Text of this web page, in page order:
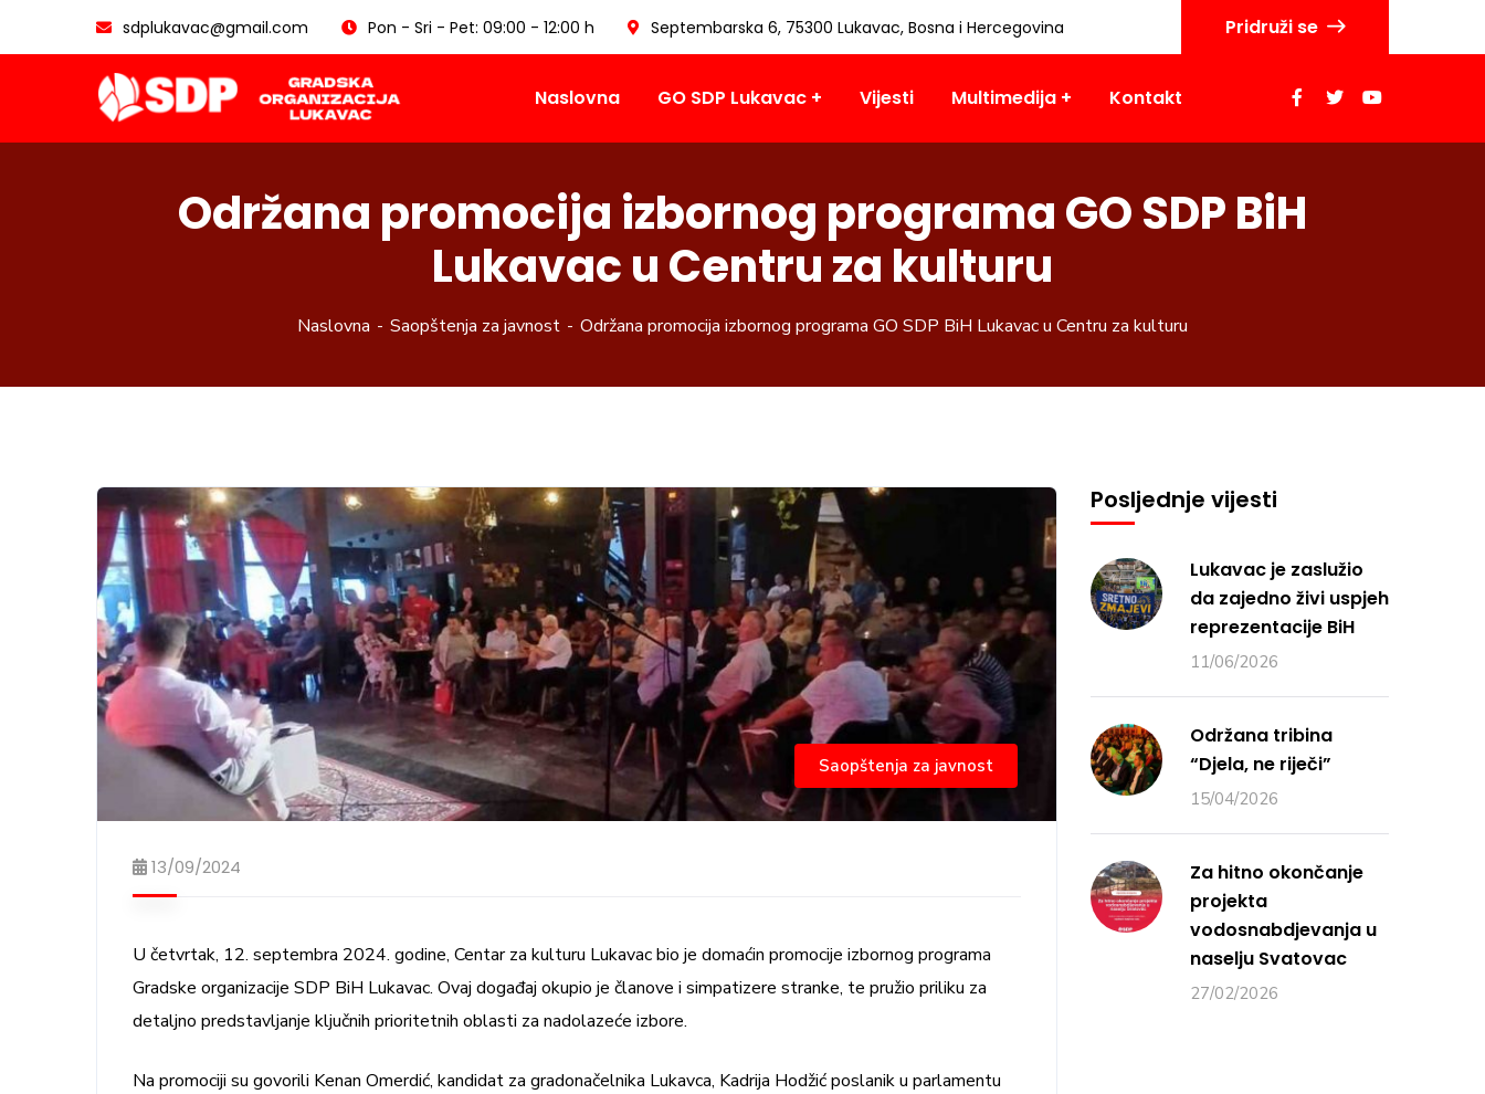
sdplukavac@gmail.com Pon - Sri - Pet: 09:00 - 12:00 h Septembarska 6, 75300 Lukavac, Bosna i Hercegovina Pridruži se
Naslovna GO SDP Lukavac Vijesti Multimedija Kontakt
Održana promocija izbornog programa GO SDP BiH
Lukavac u Centru za kulturu
Naslovna Saopštenja za javnost Održana promocija izbornog programa GO SDP BiH Lukavac u Centru za kulturu
Saopštenja za javnost
13/09/2024
U četvrtak, 12. septembra 2024. godine, Centar za kulturu Lukavac bio je domaćin promocije izbornog programa
Gradske organizacije SDP BiH Lukavac. Ovaj događaj okupio je članove i simpatizere stranke, te pružio priliku za
detaljno predstavljanje ključnih prioritetnih oblasti za nadolazeće izbore.
Na promociji su govorili Kenan Omerdić, kandidat za gradonačelnika Lukavca, Kadrija Hodžić poslanik u parlamentu
Posljednje vijesti
Lukavac je zaslužio
da zajedno živi uspjeh
reprezentacije BiH
11/06/2026
Održana tribina
“Djela, ne riječi”
15/04/2026
Za hitno okončanje
projekta
vodosnabdjevanja u
naselju Svatovac
27/02/2026